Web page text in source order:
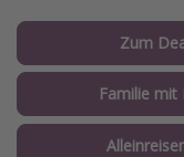
Zum
Familie mit